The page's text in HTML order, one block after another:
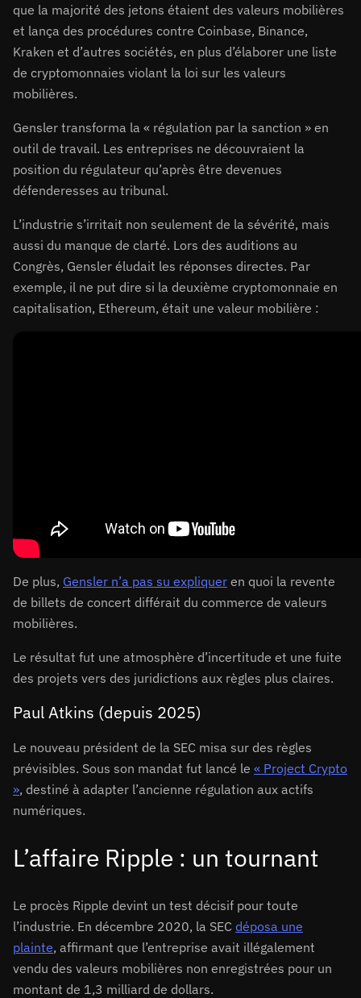
que la majorité des jetons étaient des valeurs mobilières
et lança des procédures contre Coinbase, Binance,
Kraken et d’autres sociétés, en plus d’élaborer une liste
de cryptomonnaies violant la loi sur les valeurs
mobilières.
Gensler transforma la « régulation par la sanction » en
outil de travail. Les entreprises ne découvraient la
position du régulateur qu’après être devenues
défenderesses au tribunal.
L’industrie s’irritait non seulement de la sévérité, mais
aussi du manque de clarté. Lors des auditions au
Congrès, Gensler éludait les réponses directes. Par
exemple, il ne put dire si la deuxième cryptomonnaie en
capitalisation, Ethereum, était une valeur mobilière :
De plus, Gensler n’a pas su expliquer en quoi la revente
de billets de concert différait du commerce de valeurs
mobilières.
Le résultat fut une atmosphère d’incertitude et une fuite
des projets vers des juridictions aux règles plus claires.
Paul Atkins (depuis 2025)
Le nouveau président de la SEC misa sur des règles
prévisibles. Sous son mandat fut lancé le « Project Crypto
», destiné à adapter l’ancienne régulation aux actifs
numériques.
L’affaire Ripple : un tournant
Le procès Ripple devint un test décisif pour toute
l’industrie. En décembre 2020, la SEC déposa une
plainte, affirmant que l’entreprise avait illégalement
vendu des valeurs mobilières non enregistrées pour un
montant de 1,3 milliard de dollars.